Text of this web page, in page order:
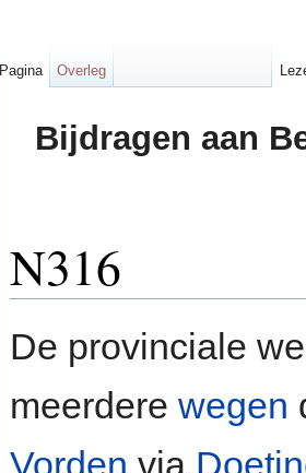
Bijdragen aan
N316
De provinciale
meerdere wegen
Vorden via
Pagina Overleg